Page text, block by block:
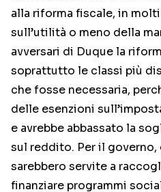
alla riforma fiscale, in
sull’utilità o meno della
avversari di Duque la
soprattutto le classi più
che fosse necessaria,
delle esenzioni
e avrebbe abbassato la
sul reddito. Per il governo,
sarebbero servite a
finanziare programmi